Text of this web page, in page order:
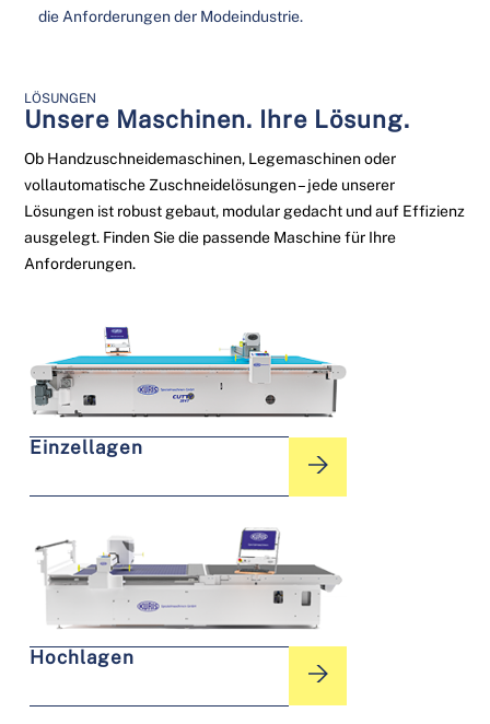
die Anforderungen der Modeindustrie.
LÖSUNGEN
Unsere Maschinen. Ihre Lösung.
Ob Handzuschneidemaschinen, Legemaschinen oder
vollautomatische Zuschneidelösungen – jede unserer
Lösungen ist robust gebaut, modular gedacht und auf Effizienz
ausgelegt. Finden Sie die passende Maschine für Ihre
Anforderungen.
Einzellagen
Hochlagen